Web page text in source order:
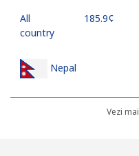
All
country
⁦185.9¢⁩
Nepal
Vezi